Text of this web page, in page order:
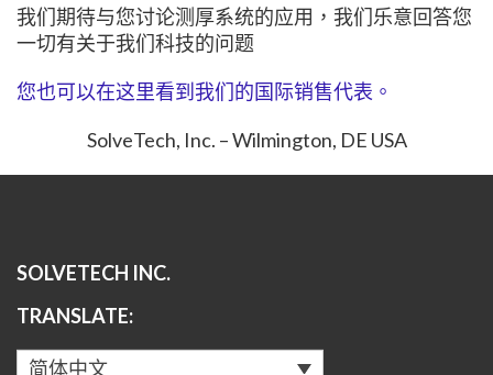
我们期待与您讨论测厚系统的应用，我们乐意回答您
一切有关于我们科技的问题
您也可以在这里看到我们的国际销售代表。
SolveTech, Inc. – Wilmington, DE USA
SOLVETECH INC.
TRANSLATE:
简体中文